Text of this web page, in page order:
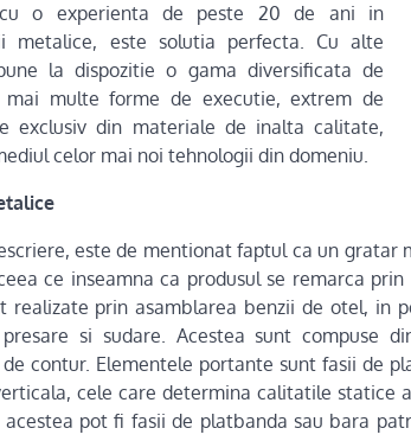
o experienta de peste 20 de ani in
metalice, este solutia perfecta. Cu alte
la dispozitie o gama diversificata de
multe forme de executie, extrem de
exclusiv din materiale de inalta calitate,
celor mai noi tehnologii din domeniu.
este de mentionat faptul ca un gratar
ce inseamna ca produsul se remarca
realizate prin asamblarea benzii de otel, in
si sudare. Acestea sunt compuse
contur. Elementele portante sunt fasii de
cele care determina calitatile statice
pot fi fasii de platbanda sau bara